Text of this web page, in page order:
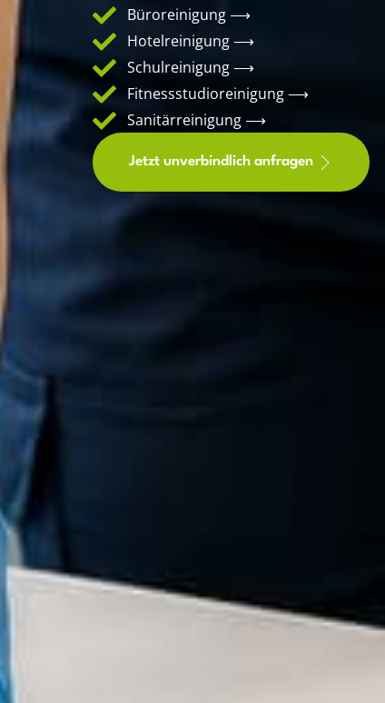
Büroreinigung ⟶
Hotelreinigung ⟶
Schulreinigung ⟶
Fitnessstudioreinigung ⟶
Sanitärreinigung ⟶
Jetzt unverbindlich anfragen